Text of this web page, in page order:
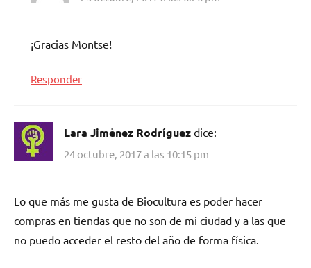
¡Gracias Montse!
Responder
Lara Jimėnez Rodríguez dice:
24 octubre, 2017 a las 10:15 pm
Lo que más me gusta de Biocultura es poder hacer
compras en tiendas que no son de mi ciudad y a las que
no puedo acceder el resto del año de forma física.